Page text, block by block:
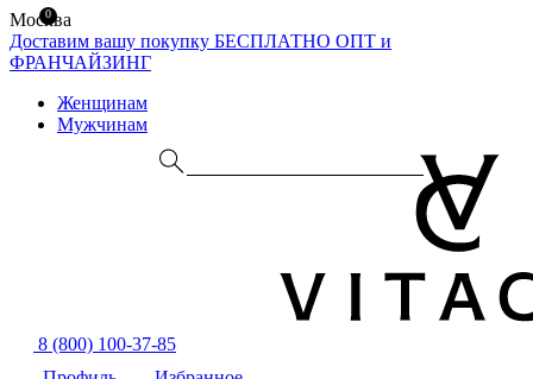
Москва
Доставим вашу покупку БЕСПЛАТНО ОПТ и
ФРАНЧАЙЗИНГ
Женщинам
Мужчинам
8 (800) 100-37-85
0